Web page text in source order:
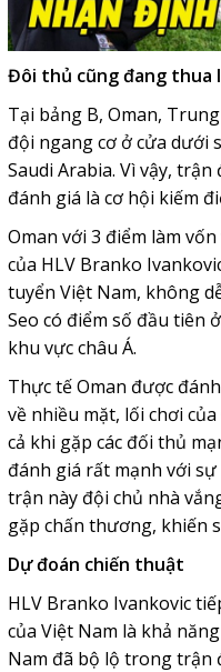
Đôi thủ cũng đang thua
Tại bảng B, Oman,
đội ngang cơ ở cửa dưới
Saudi Arabia. Vì vậy,
đánh giá là cơ hội kiếm
Oman với 3 điểm làm
của HLV Branko
tuyển Việt Nam, không
Seo có điểm số đầu tiên
khu vực châu Á.
Thực tế Oman được
về nhiều mặt, lối chơi
cả khi gặp các đối thủ
đánh giá rất mạnh với
trận này đội chủ nhà
gặp chấn thương, khiến
Dự đoán chiến thuật
HLV Branko Ivankovic
của Việt Nam là khả
Nam đã bộ lộ trong trận